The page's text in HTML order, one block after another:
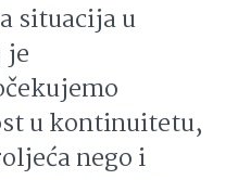
situacija u
je
u kontinuitetu,
nego i